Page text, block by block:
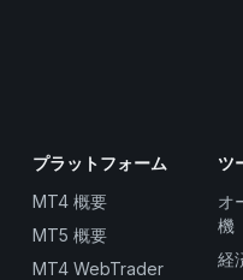
プラットフォーム
MT4 概要
MT5 概要
MT4 WebTrader
ツ
オ
機
経